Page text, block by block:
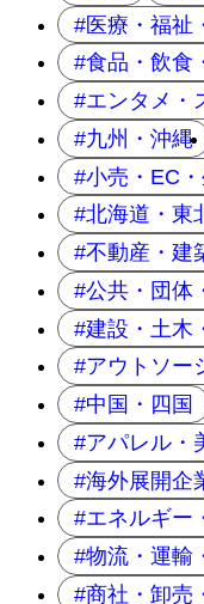
医療・福祉
食品・飲食
エンタメ・
九州・沖縄
小売・EC
北海道・東
不動産・建
公共・団体
建設・土木
アウトソー
中国・四国
アパレル・
海外展開企
エネルギー
物流・運輸
商社・卸売